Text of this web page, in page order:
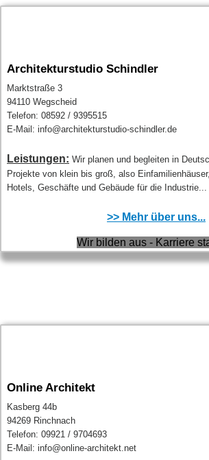
Architekturstudio Schindler
Marktstraße 3
94110 Wegscheid
Telefon: 08592 / 9395515
E-Mail: info@architekturstudio-schindler.de
Leistungen: Wir planen und begleiten in
Projekte von klein bis groß, also
Hotels, Geschäfte und Gebäude für die Industrie...
>> Mehr über uns...
Wir bilden aus - Karriere
Online Architekt
Kasberg 44b
94269 Rinchnach
Telefon: 09921 / 9704693
E-Mail: info@online-architekt.net